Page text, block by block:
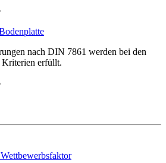
nach DIN 7861 werden bei den
Kriterien erfüllt.